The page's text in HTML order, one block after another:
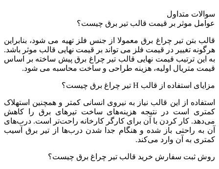
سوالات متداول
عوامل موثر بر قیمت قالب تیر برق چیست؟
قالب بتن تیر چراغ برق معمولا از جنس فلز تهیه می شود، بنابراین
هرگونه تغییر در قیمت فلز می تواند بر قیمت نهایی قالب موثر باشد.
به این ترتیب قیمت نهایی قالب تیر چراغ برق پیش ساخته بر اساس
قیمت متریال اولیه، هزینه طراحی و ساخت محاسبه می شود.
مزایای استفاده از قالب H تیر چراغ برق چیست؟
استفاده از این قالب نیاز به نیروی انسانی کمتر و همچنین استهلاک
کمتری است در نتیجه هزینه‌های ساخت تیرهای برق را کاهش
می‌دهد. کار کردن با آن برای کارگر کارخانه راحت‌تر است. درب‌های
آن به راحتی باز شده و هنگام جدا شدن درب‌ها از تیر برق آسیب
کمتری به آن وارد می‌کند.
روش ثبت سفارش خرید قالب تیر چراغ برق چیست؟